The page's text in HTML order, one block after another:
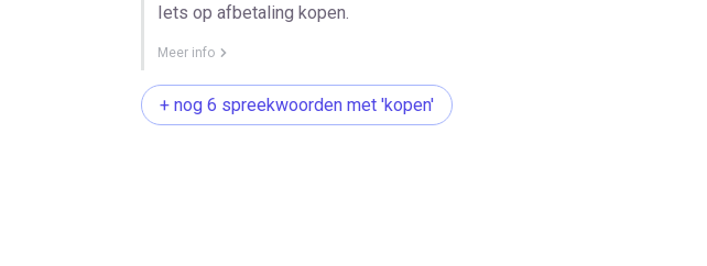
Iets op afbetaling kopen.
Meer info
+ nog 6 spreekwoorden met 'kopen'